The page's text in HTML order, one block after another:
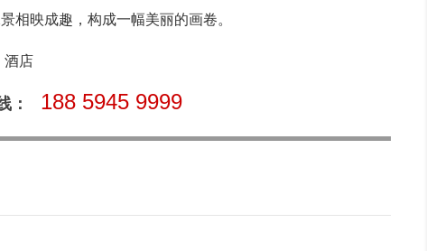
相映成趣，构成一幅美丽的画卷。
酒店
： 188 5945 9999